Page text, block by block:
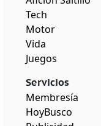
Tech
Motor
Vida
Juegos
Servicios
Membresía
HoyBusco